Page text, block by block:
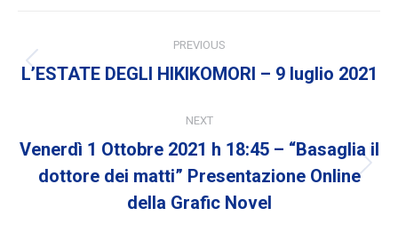
navigation
PREVIOUS
Previous
L’ESTATE DEGLI HIKIKOMORI – 9 luglio 2021
NEXT
Next
post:
Venerdì 1 Ottobre 2021 h 18:45 – “Basaglia il
dottore dei matti” Presentazione Online
della Grafic Novel